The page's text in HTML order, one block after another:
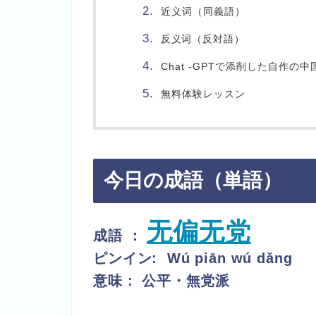
近义词（同義語）
反义词（反対語）
Chat -GPTで添削した自作の中
無料体験レッスン
今日の成語（単語）
成語 ： 无偏无党
ピンイン: Wú piān wú dǎng
意味 :
公平・無党派